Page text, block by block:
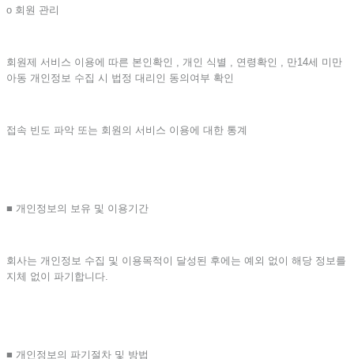
ο 회원 관리
회원제 서비스 이용에 따른 본인확인 , 개인 식별 , 연령확인 , 만14세 미만
아동 개인정보 수집 시 법정 대리인 동의여부 확인
접속 빈도 파악 또는 회원의 서비스 이용에 대한 통계
■ 개인정보의 보유 및 이용기간
회사는 개인정보 수집 및 이용목적이 달성된 후에는 예외 없이 해당 정보를
지체 없이 파기합니다.
■ 개인정보의 파기절차 및 방법